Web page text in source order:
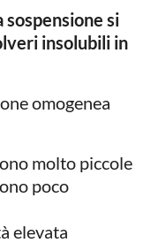
si
insolubili in
omogenea
molto piccole
poco
elevata